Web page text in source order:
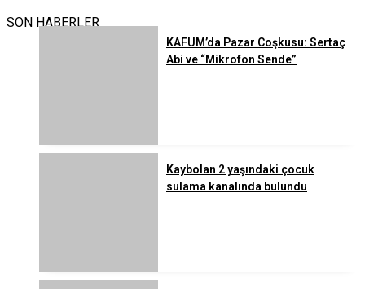
SON HABERLER
KAFUM’da Pazar Coşkusu: Sertaç
Abi ve “Mikrofon Sende”
Kaybolan 2 yaşındaki çocuk
sulama kanalında bulundu